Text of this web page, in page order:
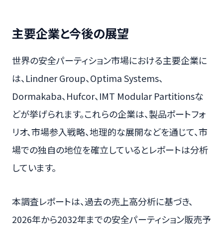
主要企業と今後の展望
世界の安全パーティション市場における主要企業に
は、Lindner Group、Optima Systems、
Dormakaba、Hufcor、IMT Modular Partitionsな
どが挙げられます。これらの企業は、製品ポートフォ
リオ、市場参入戦略、地理的な展開などを通じて、市
場での独自の地位を確立しているとレポートは分析
しています。
本調査レポートは、過去の売上高分析に基づき、
2026年から2032年までの安全パーティション販売予